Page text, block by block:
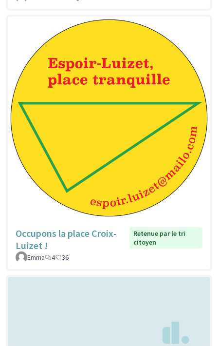
Occupons la place Croix-
Luizet !
Retenue par le tri
citoyen
Emma
4 36